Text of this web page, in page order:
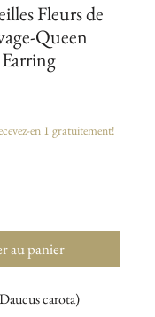
Fleurs de
Queen
en 1 gratuitement!
au panier
carota)